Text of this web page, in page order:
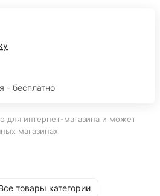
- бесплатно
для интернет-магазина и может
магазинах
товары категории